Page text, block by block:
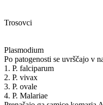
Trosovci
Plasmodium
Po patogenosti se uvrščajo v
1. P. falciparum
2. P. vivax
3. P. ovale
4. P. Malariae